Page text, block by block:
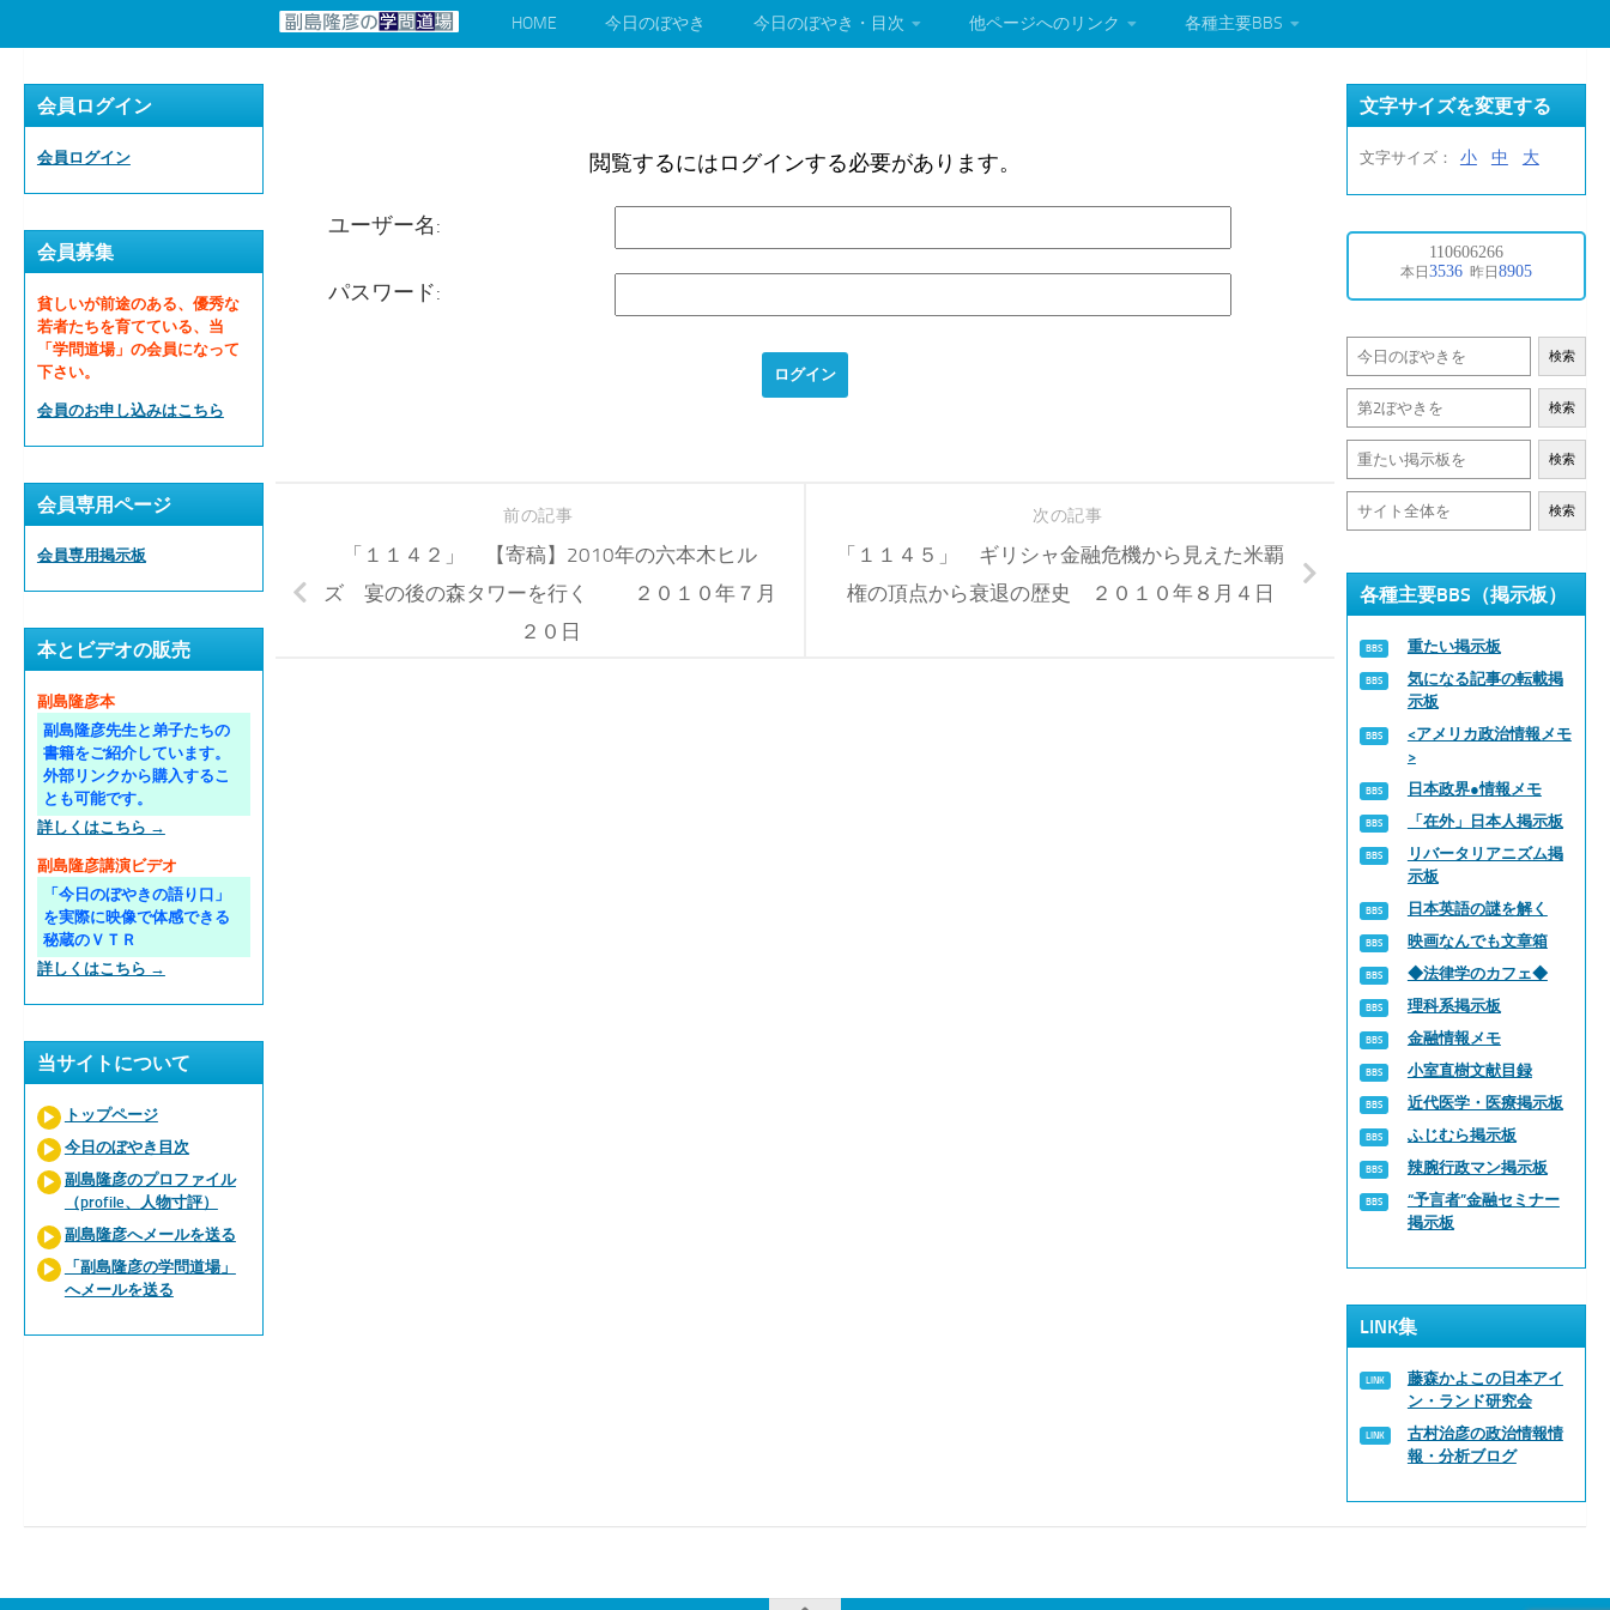
HOME 今日のぼやき 今日のぼやき・目次 他ページへのリンク 各種主要BBS
閲覧するにはログインする必要があります。
ユーザー名:
パスワード:
次の記事
「１１４５」 ギリシャ金融危機から見えた米覇
権の頂点から衰退の歴史 ２０１０年８月４日
前の記事
「１１４２」 【寄稿】2010年の六本木ヒル
ズ 宴の後の森タワーを行く ２０１０年７月
２０日
会員ログイン
会員ログイン
会員募集
貧しいが前途のある、優秀な
若者たちを育てている、当
「学問道場」の会員になって
下さい。
会員のお申し込みはこちら
会員専用ページ
会員専用掲示板
本とビデオの販売
副島隆彦本
副島隆彦先生と弟子たちの
書籍をご紹介しています。
外部リンクから購入するこ
とも可能です。
詳しくはこちら →
副島隆彦講演ビデオ
「今日のぼやきの語り口」
を実際に映像で体感できる
秘蔵のＶＴＲ
詳しくはこちら →
当サイトについて
トップページ
今日のぼやき目次
副島隆彦のプロファイル
（profile、人物寸評）
副島隆彦へメールを送る
「副島隆彦の学問道場」
へメールを送る
文字サイズを変更する
文字サイズ： 小 中 大
検索
検索
検索
検索
各種主要BBS（掲示板）
重たい掲示板
気になる記事の転載掲
示板
<アメリカ政治情報メモ
>
日本政界●情報メモ
「在外」日本人掲示板
リバータリアニズム掲
示板
日本英語の謎を解く
映画なんでも文章箱
◆法律学のカフェ◆
理科系掲示板
金融情報メモ
小室直樹文献目録
近代医学・医療掲示板
ふじむら掲示板
辣腕行政マン掲示板
“予言者”金融セミナー
掲示板
LINK集
藤森かよこの日本アイ
ン・ランド研究会
古村治彦の政治情報情
報・分析ブログ